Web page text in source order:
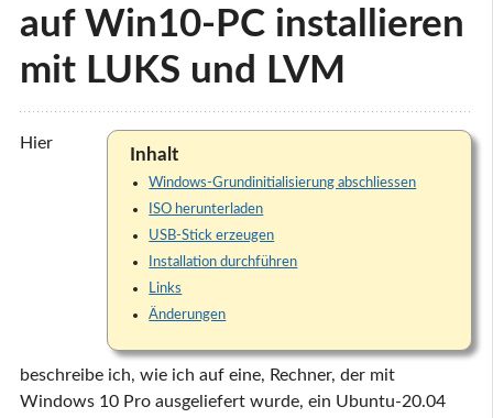
auf Win10-PC installieren
mit LUKS und LVM
Inhalt
Windows-Grundinitialisierung abschliessen
ISO herunterladen
USB-Stick erzeugen
Installation durchführen
Links
Änderungen
Hier
beschreibe ich, wie ich auf eine, Rechner, der mit
Windows 10 Pro ausgeliefert wurde, ein Ubuntu-20.04